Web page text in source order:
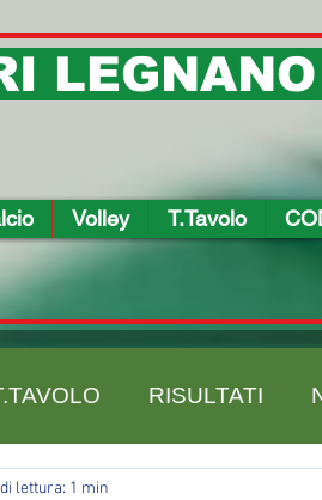
Volley T.Tavolo
RISULTATI
lettura: 1 min